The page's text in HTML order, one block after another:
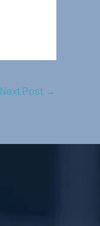
Next Post →